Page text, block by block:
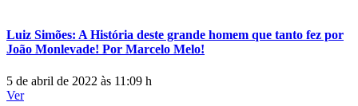
Luiz Simões: A História deste grande homem que tanto fez por
João Monlevade! Por Marcelo Melo!
5 de abril de 2022 às 11:09 h
Ver